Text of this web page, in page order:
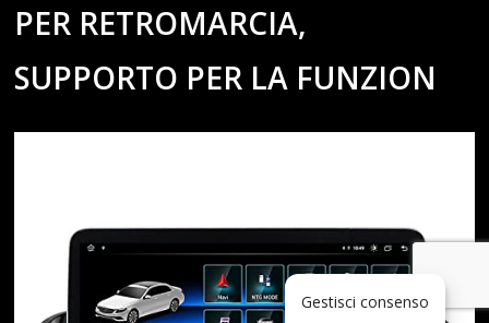
PER RETROMARCIA,
SUPPORTO PER LA FUNZION
Gestisci consenso